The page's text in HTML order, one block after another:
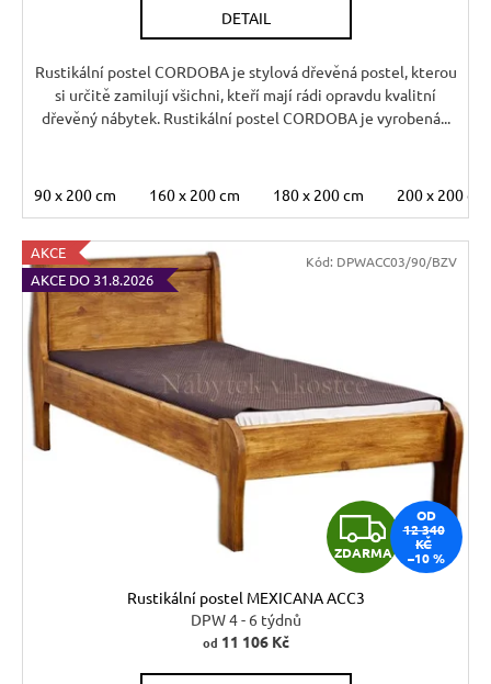
A
DETAIL
Rustikální postel CORDOBA je stylová dřevěná postel, kterou
si určitě zamilují všichni, kteří mají rádi opravdu kvalitní
dřevěný nábytek. Rustikální postel CORDOBA je vyrobená...
90 x 200 cm 160 x 200 cm 180 x 200 cm 200 x 200 cm
AKCE
AKCE DO 31.8.2026
Z
D
ZDARMA
OD
12 340
KČ
–10 %
Rustikální postel MEXICANA ACC3
DPW 4 - 6 týdnů
od 11 106 Kč
Kód: DPWACC03/90/BZV